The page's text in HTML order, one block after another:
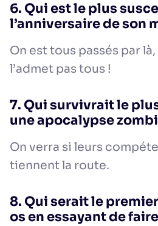
6. Qui est le plus
l’anniversaire de son
On est tous passés par
l’admet pas tous !
7. Qui survivrait le
une apocalypse
On verra si leurs
tiennent la route.
8. Qui serait le
os en essayant de